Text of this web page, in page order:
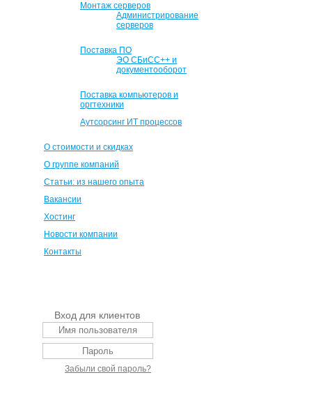
Монтаж серверов
Администрирование
серверов
Поставка ПО
ЭО СБиСС++ и
документооборот
Поставка компьютеров и
оргтехники
Аутсорсинг ИТ процессов
О стоимости и скидках
О группе компаний
Статьи: из нашего опыта
Вакансии
Хостинг
Новости компании
Контакты
Вход для клиентов
Забыли свой пароль?